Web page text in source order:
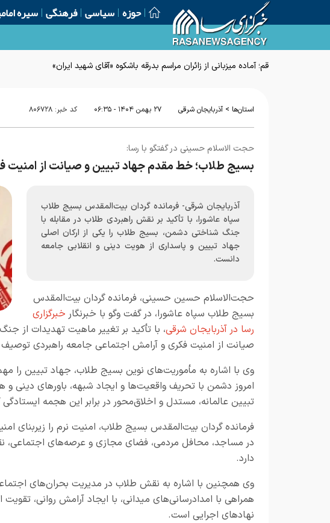
حوزه سیاسی فرهنگی سیره
قم؛ آماده میزبانی از زائران مراسم بدرقه باشکوه «آقای شهید ایران»
استان‌ها > آذربایجان شرقی ۲۷ بهمن ۱۴۰۴ - ۰۶:۳۵ کد خبر: ۸۰۶۷۲۸
حجت الاسلام حسینی در گفتگو با رسا:
بسیج طلاب؛ خط مقدم جهاد تبیین و صیانت از امنیت
آذربایجان شرقی- فرمانده گردان بیت‌المقدس بسیج طلاب
سپاه عاشورا، با تأکید بر نقش راهبردی طلاب در مقابله با
جنگ شناختی دشمن، بسیج طلاب را یکی از ارکان اصلی
جهاد تبیین و پاسداری از هویت دینی و انقلابی جامعه
دانست.
حجت‌الاسلام حسین حسینی، فرمانده گردان بیت‌المقدس
بسیج طلاب سپاه عاشورا، در گفت وگو با خبرنگار خبرگزاری
رسا در آذربایجان شرقی، با تأکید بر تغییر ماهیت تهدیدات
صیانت از امنیت فکری و آرامش اجتماعی جامعه راهبردی توصیف
وی با اشاره به مأموریت‌های نوین بسیج طلاب، جهاد تبیین را
امروز دشمن با تحریف واقعیت‌ها و ایجاد شبهه، باورهای دینی و
تبیین عالمانه، مستدل و اخلاق‌محور در برابر این هجمه ایستادگی
فرمانده گردان بیت‌المقدس بسیج طلاب، امنیت نرم را زیربنای
در مساجد، محافل مردمی، فضای مجازی و عرصه‌های اجتماعی،
دارد.
وی همچنین با اشاره به نقش طلاب در مدیریت بحران‌های
همراهی با امدادرسانی‌های میدانی، با ایجاد آرامش روانی،
نهادهای اجرایی است.